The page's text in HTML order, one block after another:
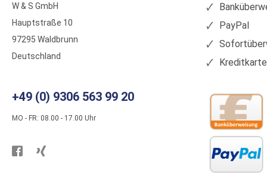
W & S GmbH
Hauptstraße 10
97295 Waldbrunn
Deutschland
+49 (0) 9306 563 99 20
MO - FR: 08.00 - 17.00 Uhr
Besuchen
PayPal